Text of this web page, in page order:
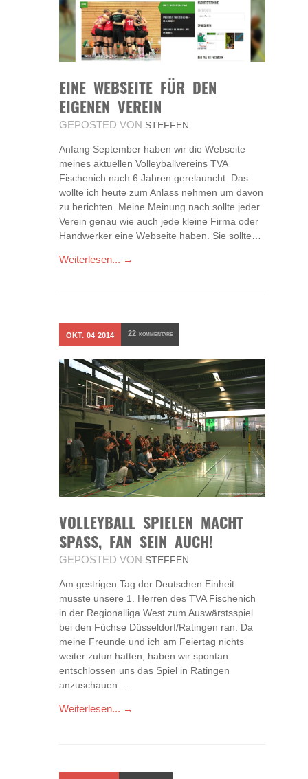
EINE WEBSEITE FÜR DEN
EIGENEN VEREIN
GEPOSTED VON STEFFEN
Anfang September haben wir die Webseite
meines aktuellen Volleyballvereins TVA
Fischenich nach 6 Jahren gerelauncht. Das
wollte ich heute zum Anlass nehmen um davon
zu berichten. Meine Meinung nach sollte jeder
Verein genau wie auch jede kleine Firma oder
Handwerker eine Webseite haben. Sie sollte…
Weiterlesen... →
OKT. 04 2014 22 KOMMENTARE
VOLLEYBALL SPIELEN MACHT
SPASS, FAN SEIN AUCH!
GEPOSTED VON STEFFEN
Am gestrigen Tag der Deutschen Einheit
musste unsere 1. Herren des TVA Fischenich
in der Regionalliga West zum Auswärstsspiel
bei den Füchse Düsseldorf/Ratingen ran. Da
meine Freunde und ich am Feiertag nichts
weiter zutun hatten, haben wir spontan
entschlossen uns das Spiel in Ratingen
anzuschauen….
Weiterlesen... →